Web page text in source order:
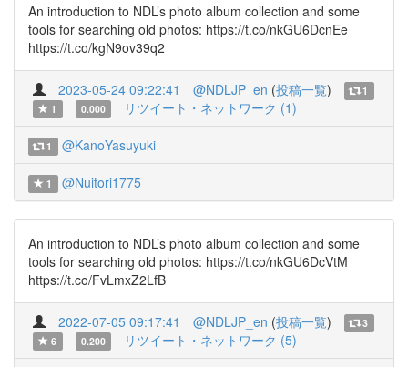
An introduction to NDL’s photo album collection and some
tools for searching old photos: https://t.co/nkGU6DcnEe
https://t.co/kgN9ov39q2
2023-05-24 09:22:41 @NDLJP_en (投稿一覧)
1
1
0.000 リツイート・ネットワーク (1)
1 @KanoYasuyuki
1 @Nuitori1775
An introduction to NDL’s photo album collection and some
tools for searching old photos: https://t.co/nkGU6DcVtM
https://t.co/FvLmxZ2LfB
2022-07-05 09:17:41 @NDLJP_en (投稿一覧)
3
6
0.200 リツイート・ネットワーク (5)